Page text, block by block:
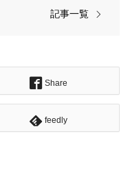
記事一覧
Share
feedly